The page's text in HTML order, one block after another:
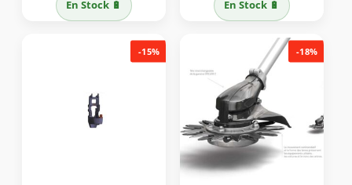
était :
294,00 €.
En Stock 🔋
était :
324,00 €.
En Stock 🔋
-15% -18%